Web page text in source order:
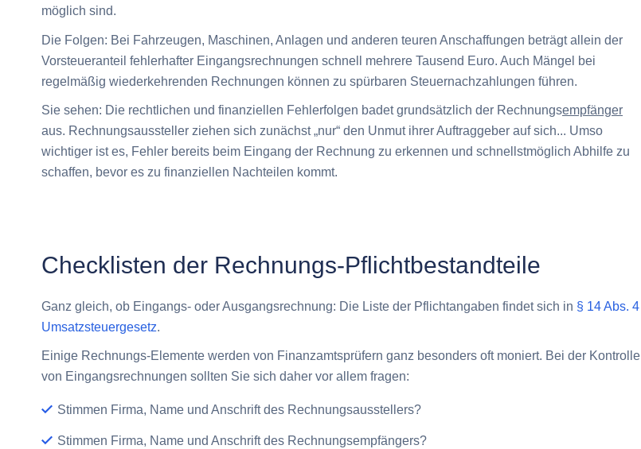
möglich sind.
Die Folgen: Bei Fahrzeugen, Maschinen, Anlagen und anderen teuren Anschaffungen beträgt allein der
Vorsteueranteil fehlerhafter Eingangsrechnungen schnell mehrere Tausend Euro. Auch Mängel bei
regelmäßig wiederkehrenden Rechnungen können zu spürbaren Steuernachzahlungen führen.
Sie sehen: Die rechtlichen und finanziellen Fehlerfolgen badet grundsätzlich der Rechnungsempfänger
aus. Rechnungsaussteller ziehen sich zunächst „nur“ den Unmut ihrer Auftraggeber auf sich... Umso
wichtiger ist es, Fehler bereits beim Eingang der Rechnung zu erkennen und schnellstmöglich Abhilfe zu
schaffen, bevor es zu finanziellen Nachteilen kommt.
Checklisten der Rechnungs-Pflichtbestandteile
Ganz gleich, ob Eingangs- oder Ausgangsrechnung: Die Liste der Pflichtangaben findet sich in § 14 Abs. 4
Umsatzsteuergesetz.
Einige Rechnungs-Elemente werden von Finanzamtsprüfern ganz besonders oft moniert. Bei der Kontrolle
von Eingangsrechnungen sollten Sie sich daher vor allem fragen:
Stimmen Firma, Name und Anschrift des Rechnungsausstellers?
Stimmen Firma, Name und Anschrift des Rechnungsempfängers?